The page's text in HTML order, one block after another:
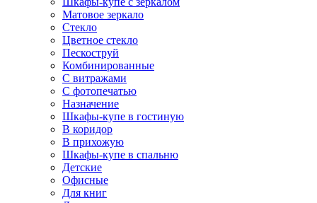
Матовое зеркало
Стекло
Цветное стекло
Пескоструй
Комбинированные
С витражами
С фотопечатью
Назначение
Шкафы-купе в гостиную
В коридор
В прихожую
Шкафы-купе в спальню
Детские
Офисные
Для книг